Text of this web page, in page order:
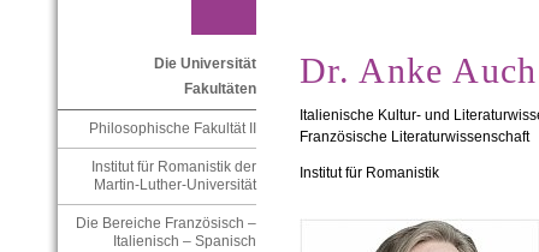
Die Universität
Fakultäten
Philosophische Fakultät II
Institut für Romanistik der
Martin-Luther-Universität
Die Bereiche Französisch –
Italienisch – Spanisch
Dr. Anke Auch
Italienische Kultur- und
Französische Literaturwissenschaft
Institut für Romanistik